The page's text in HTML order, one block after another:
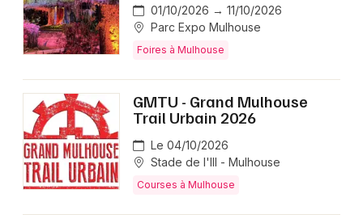
01/10/2026 → 11/10/2026
Parc Expo Mulhouse
Foires à Mulhouse
GMTU - Grand Mulhouse
Trail Urbain 2026
Le 04/10/2026
Stade de l'Ill - Mulhouse
Courses à Mulhouse